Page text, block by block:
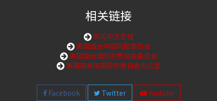
相关链接
购买中文圣经
美国国会中国问题委员会
美国国会国际宗教自由委员会
美国国务院国际宗教自由办公室
Facebook Twitter Youtube